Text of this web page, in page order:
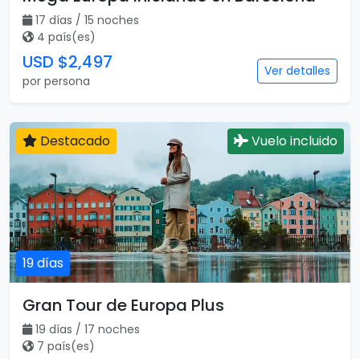
17 días / 15 noches
4 país(es)
USD $2,497
por persona
Ver detalles
19 días
Destacado Vuelo incluido
Gran Tour de Europa Plus
19 días / 17 noches
7 país(es)